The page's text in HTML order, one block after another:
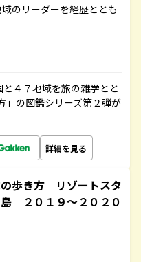
のリーダーを経歴ととも
４７地域を旅の雑学とと
」の図鑑シリーズ第２弾が
詳細を見る
歩き方 リゾートスタ
２０１９～２０２０